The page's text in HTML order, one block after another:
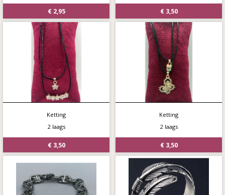
€ 2,95 € 3,50
Ketting
2 laags
€ 3,50
Ketting
2 laags
€ 3,50